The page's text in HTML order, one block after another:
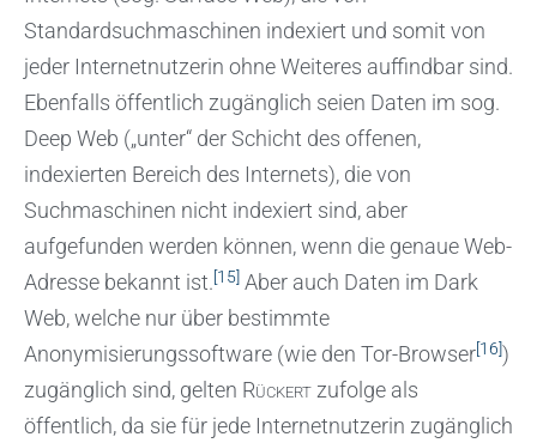
Standardsuchmaschinen indexiert und somit von
jeder Internetnutzerin ohne Weiteres auffindbar sind.
Ebenfalls öffentlich zugänglich seien Daten im sog.
Deep Web („unter“ der Schicht des offenen,
indexierten Bereich des Internets), die von
Suchmaschinen nicht indexiert sind, aber
aufgefunden werden können, wenn die genaue Web-
Adresse bekannt ist.[15] Aber auch Daten im Dark
Web, welche nur über bestimmte
Anonymisierungssoftware (wie den Tor-Browser[16])
zugänglich sind, gelten Rückertzufolge als
öffentlich, da sie für jede Internetnutzerin zugänglich